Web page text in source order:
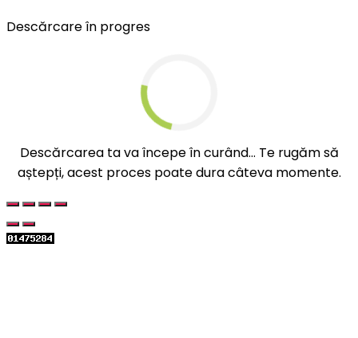
Descărcare în progres
Descărcarea ta va începe în curând... Te rugăm să
aștepți, acest proces poate dura câteva momente.